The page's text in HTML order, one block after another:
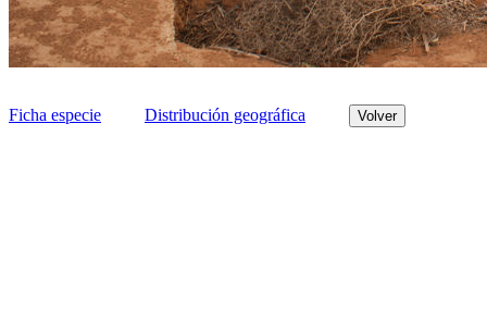
Ficha especie Distribución geográfica